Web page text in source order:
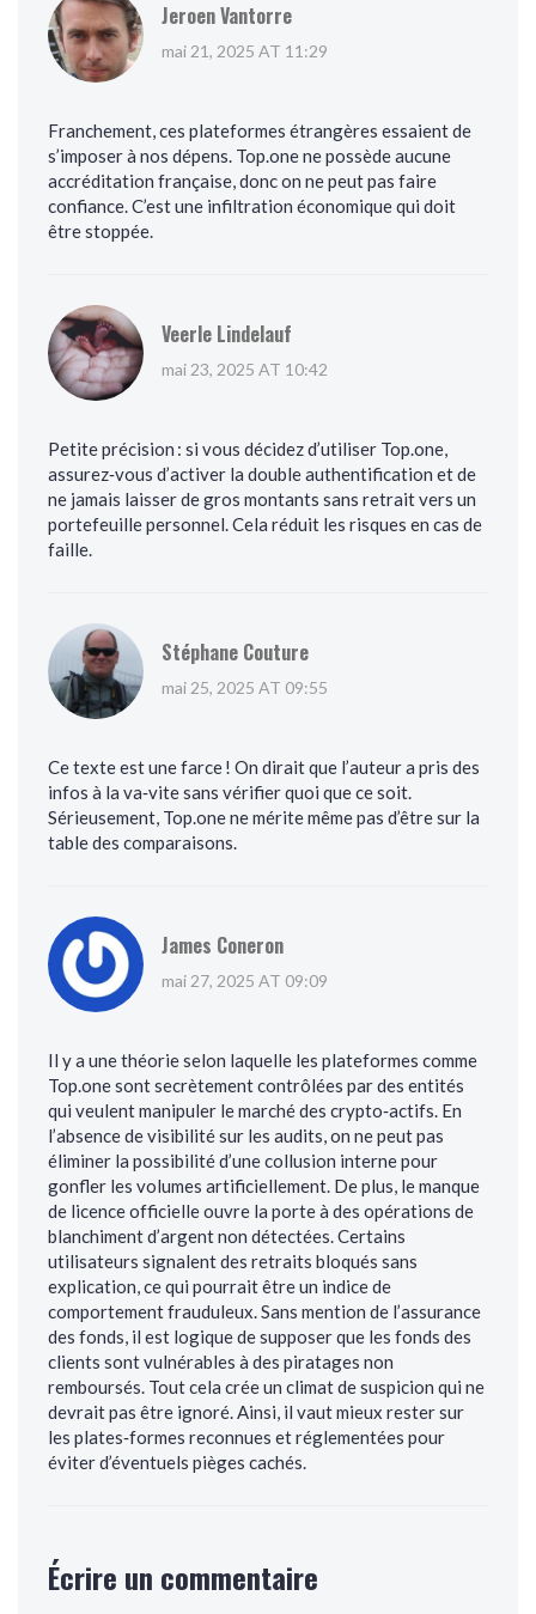
Jeroen Vantorre
mai 21, 2025 AT 11:29
Franchement, ces plateformes étrangères essaient de
s’imposer à nos dépens. Top.one ne possède aucune
accréditation française, donc on ne peut pas faire
confiance. C’est une infiltration économique qui doit
être stoppée.
Veerle Lindelauf
mai 23, 2025 AT 10:42
Petite précision : si vous décidez d’utiliser Top.one,
assurez‑vous d’activer la double authentification et de
ne jamais laisser de gros montants sans retrait vers un
portefeuille personnel. Cela réduit les risques en cas de
faille.
Stéphane Couture
mai 25, 2025 AT 09:55
Ce texte est une farce ! On dirait que l’auteur a pris des
infos à la va‑vite sans vérifier quoi que ce soit.
Sérieusement, Top.one ne mérite même pas d’être sur la
table des comparaisons.
James Coneron
mai 27, 2025 AT 09:09
Il y a une théorie selon laquelle les plateformes comme
Top.one sont secrètement contrôlées par des entités
qui veulent manipuler le marché des crypto‑actifs. En
l’absence de visibilité sur les audits, on ne peut pas
éliminer la possibilité d’une collusion interne pour
gonfler les volumes artificiellement. De plus, le manque
de licence officielle ouvre la porte à des opérations de
blanchiment d’argent non détectées. Certains
utilisateurs signalent des retraits bloqués sans
explication, ce qui pourrait être un indice de
comportement frauduleux. Sans mention de l’assurance
des fonds, il est logique de supposer que les fonds des
clients sont vulnérables à des piratages non
remboursés. Tout cela crée un climat de suspicion qui ne
devrait pas être ignoré. Ainsi, il vaut mieux rester sur
les plates‑formes reconnues et réglementées pour
éviter d’éventuels pièges cachés.
Écrire un commentaire